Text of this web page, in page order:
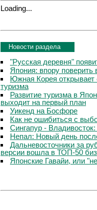
Loading...
Новости раздела
"Русская деревня"
Япония: впору поверить
Южная Корея открывает
туризма
Развитие туризма в
выходит на первый план
Уикенд на Босфоре
Как не ошибиться с
Сингапур -
Непал: Новый день
Дальневосточники за
версии вошла в ТОП-50
Японские Гавайи, или